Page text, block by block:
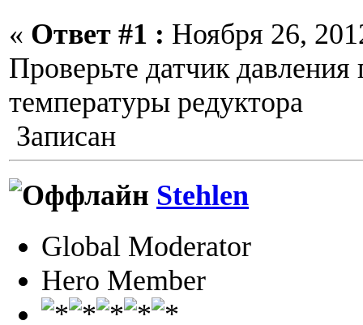
« Ответ #1 : Ноября 26,
Проверьте датчик давления
температуры редуктора
Записан
Stehlen
Global Moderator
Hero Member